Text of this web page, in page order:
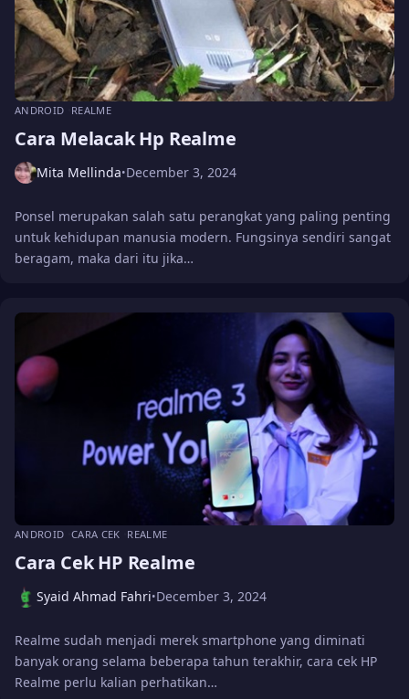
ANDROID REALME
Cara Melacak Hp Realme
Mita Mellinda•December 3, 2024
Ponsel merupakan salah satu perangkat yang paling penting
untuk kehidupan manusia modern. Fungsinya sendiri sangat
beragam, maka dari itu jika…
ANDROID CARA CEK REALME
Cara Cek HP Realme
Syaid Ahmad Fahri•December 3, 2024
Realme sudah menjadi merek smartphone yang diminati
banyak orang selama beberapa tahun terakhir, cara cek HP
Realme perlu kalian perhatikan…